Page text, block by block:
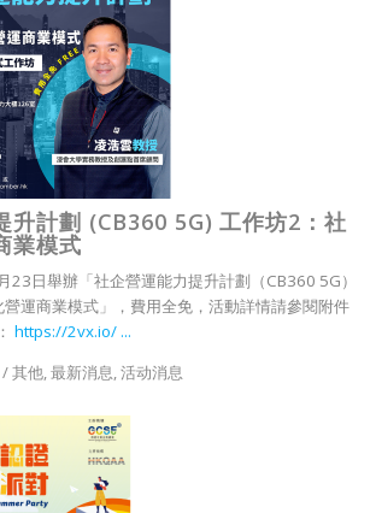
升計劃 (CB360 5G) 工作坊2：社
業模式
日舉辦「社企營運能力提升計劃（CB360 5G）
運商業模式」，費用全免，活動詳情請參閱附件
https://2vx.io/ ...
/其他,最新消息,活动消息